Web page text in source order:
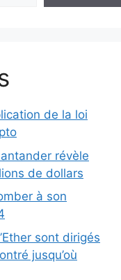
de la loi
révèle
de dollars
à son
sont dirigés
jusqu’où